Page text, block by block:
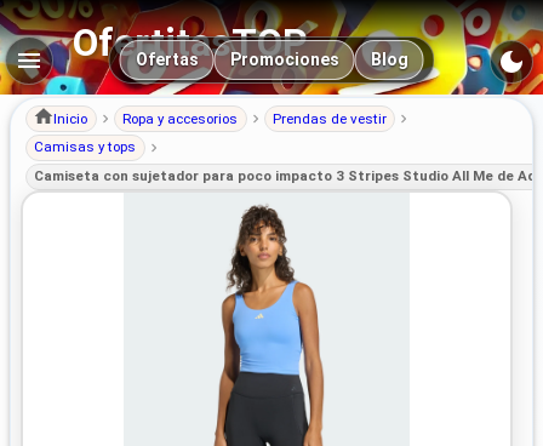
OfertitasTOP
Navegación principal
Ofertas Promociones Blog
Inicio Ropa y accesorios
Prendas de vestir
Camisas y tops
Camiseta con sujetador para poco impacto 3 Stripes Studio All Me de